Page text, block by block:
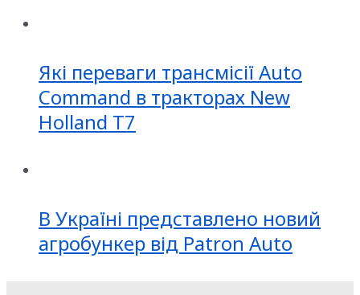
Які переваги трансмісії Auto
Command в тракторах New
Holland T7
В Україні представлено новий
агробункер від Patron Auto